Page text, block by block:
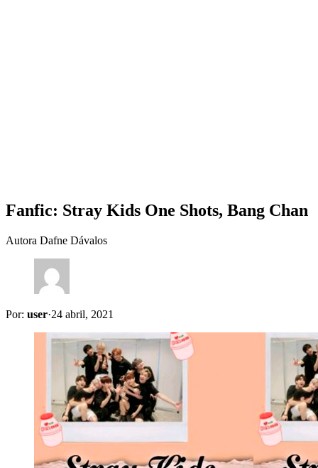
Fanfic: Stray Kids One Shots, Bang Chan
Autora Dafne Dávalos
Por: user·24 abril, 2021